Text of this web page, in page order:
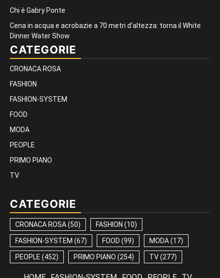
Chi è Gabry Ponte
Cena in acqua e acrobazie a 70 metri d’altezza: torna il White
Dinner Water Show
CATEGORIE
CRONACA ROSA
FASHION
FASHION-SYSTEM
FOOD
MODA
PEOPLE
PRIMO PIANO
TV
CATEGORIE
CRONACA ROSA(50) FASHION (10)
FASHION-SYSTEM (67) FOOD (99) MODA(17)
PEOPLE (452) PRIMO PIANO (254) TV(277)